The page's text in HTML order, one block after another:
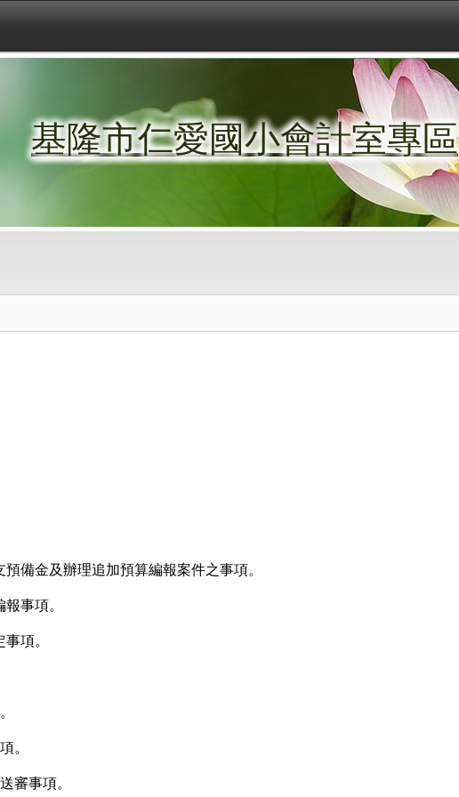
基隆市仁愛國小會計室專區
備金及辦理追加預算編報案件之事項。
事項。
項。
。
審事項。